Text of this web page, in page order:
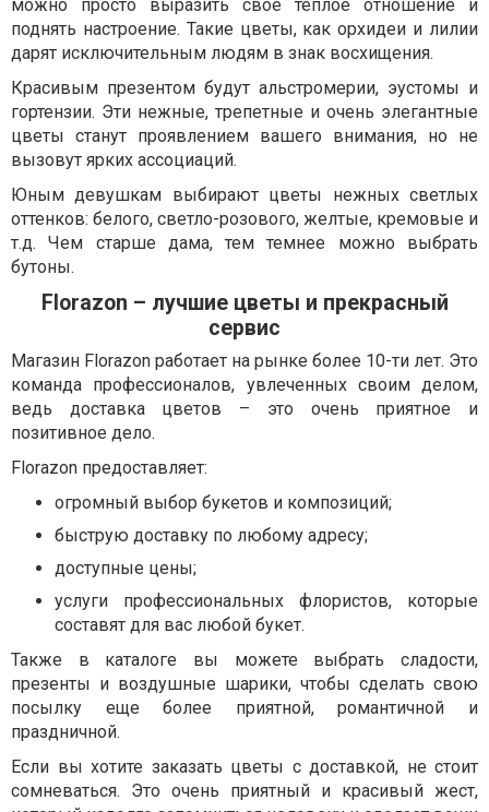
можно просто выразить свое теплое отношение и
поднять настроение. Такие цветы, как орхидеи и лилии
дарят исключительным людям в знак восхищения.
Красивым презентом будут альстромерии, эустомы и
гортензии. Эти нежные, трепетные и очень элегантные
цветы станут проявлением вашего внимания, но не
вызовут ярких ассоциаций.
Юным девушкам выбирают цветы нежных светлых
оттенков: белого, светло-розового, желтые, кремовые и
т.д. Чем старше дама, тем темнее можно выбрать
бутоны.
Florazon – лучшие цветы и прекрасный
сервис
Магазин Florazon работает на рынке более 10-ти лет. Это
команда профессионалов, увлеченных своим делом,
ведь доставка цветов – это очень приятное и
позитивное дело.
Florazon предоставляет:
огромный выбор букетов и композиций;
быструю доставку по любому адресу;
доступные цены;
услуги профессиональных флористов, которые
составят для вас любой букет.
Также в каталоге вы можете выбрать сладости,
презенты и воздушные шарики, чтобы сделать свою
посылку еще более приятной, романтичной и
праздничной.
Если вы хотите заказать цветы с доставкой, не стоит
сомневаться. Это очень приятный и красивый жест,